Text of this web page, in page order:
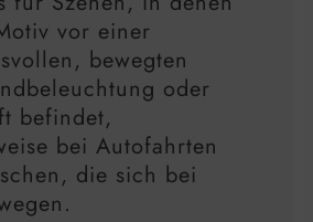
vor einer
bewegten
oder
befindet,
bei Autofahrten
die sich bei